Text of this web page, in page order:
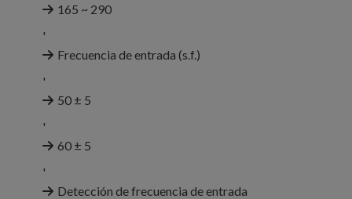
165 ~ 290
'
Frecuencia de entrada (s.f.)
'
50 ± 5
'
60 ± 5
'
Detección de frecuencia de entrada